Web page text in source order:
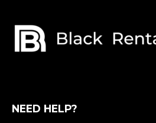
NEED HELP?